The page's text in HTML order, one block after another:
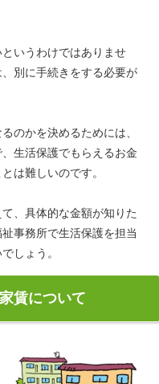
いうわけではありませ
別に手続きをする必要が
のかを決めるためには、
生活保護でもらえるお金
は難しいのです。
、具体的な金額が知りた
事務所で生活保護を担当
しょう。
賃について